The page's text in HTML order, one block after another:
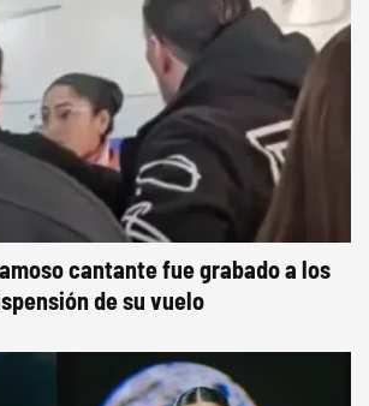
cantante fue grabado a los
de su vuelo